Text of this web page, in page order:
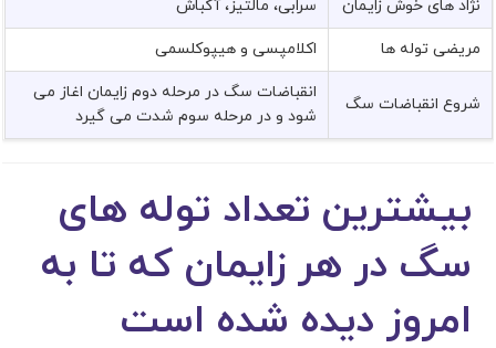
نژاد های خوش زایمان سرابی، مالتیز، آکباش
مریضی توله ها اکلامپسی و هیپوکلسمی
شروع انقباضات سگ
انقباضات سگ در مرحله دوم زایمان اغاز می
شود و در مرحله سوم شدت می گیرد
بیشترین تعداد توله های
سگ در هر زایمان که تا به
امروز دیده شده است